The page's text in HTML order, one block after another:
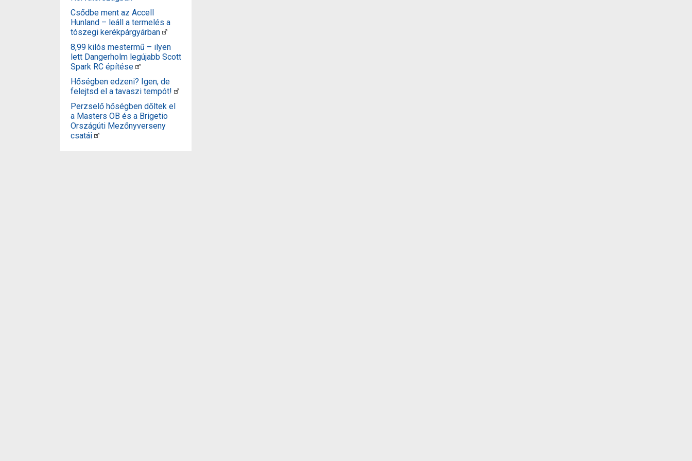
Csődbe ment az Accell
Hunland – leáll a termelés a
tószegi kerékpárgyárban
8,99 kilós mestermű – ilyen
lett Dangerholm legújabb Scott
Spark RC építése
Hőségben edzeni? Igen, de
felejtsd el a tavaszi tempót!
Perzselő hőségben dőltek el
a Masters OB és a Brigetio
Országúti Mezőnyverseny
csatái